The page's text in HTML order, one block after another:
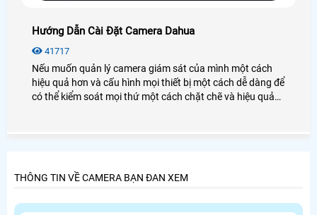
Hướng Dẫn Cài Đặt Camera Dahua
41717
Nếu muốn quản lý camera giám sát của mình một cách
hiệu quả hơn và cấu hình mọi thiết bị một cách dễ dàng để
có thể kiểm soát mọi thứ một cách chặt chẽ và hiệu quả
THÔNG TIN VỀ CAMERA BẠN ĐAN XEM